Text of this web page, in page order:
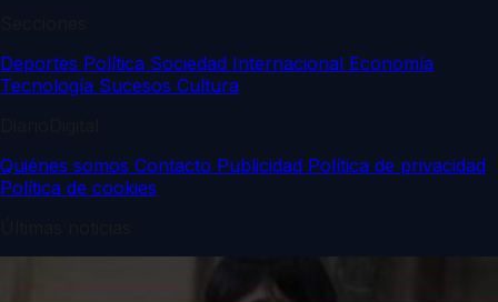
Deportes Política Sociedad Internacional Economía
Tecnología Sucesos Cultura
Quiénes somos Contacto Publicidad Política de privacidad
Política de cookies